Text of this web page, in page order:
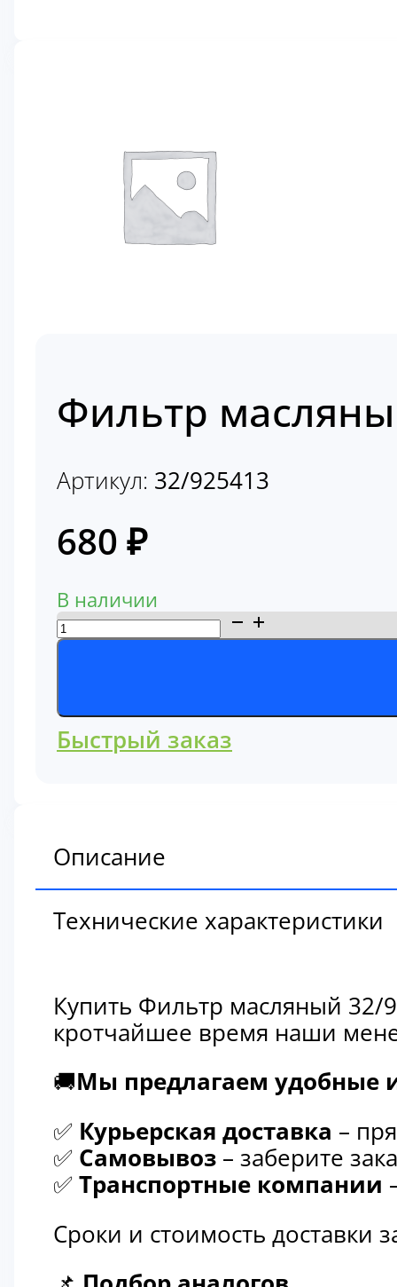
Фильтр
Артикул: 32/925413
680 ₽
В наличии
Количество
товара
масляный
32/925413
Быстрый заказ
Описание
Технические характеристики
Купить Фильтр масляный 32/
кротчайшее время наши
🚚Мы предлагаем удобные
✅ Курьерская доставка –
✅ Самовывоз – заберите
✅ Транспортные компании
Сроки и стоимость доставки